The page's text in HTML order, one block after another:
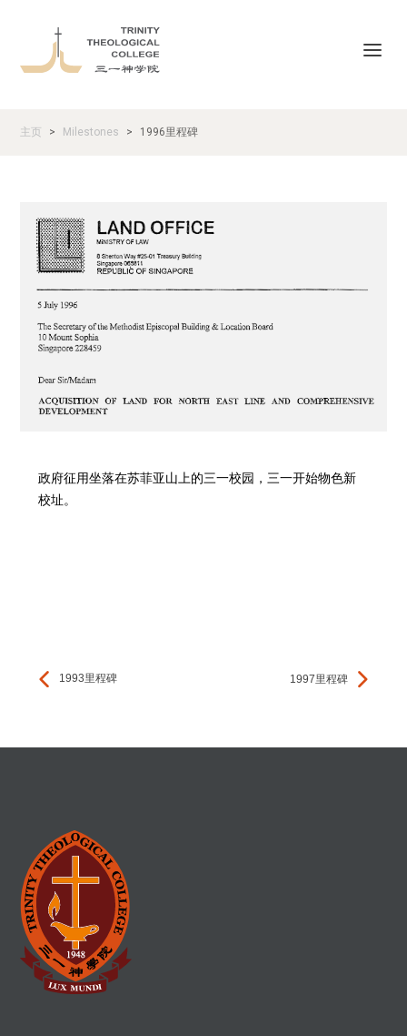
主页 > Milestones > 1996里程碑
政府征用坐落在苏菲亚山上的三一校园，三一开始物色新
校址。
1993里程碑 1997里程碑